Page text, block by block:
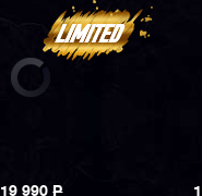
19 990P